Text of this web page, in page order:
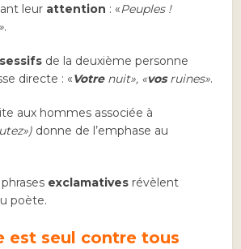
leur attention : «Peuples !
.
de la deuxième personne
directe : «Votrenuit», «vosruines».
aux hommes associée à
donne de l’emphase au
exclamatives révèlent
poète.
est seul contre tous